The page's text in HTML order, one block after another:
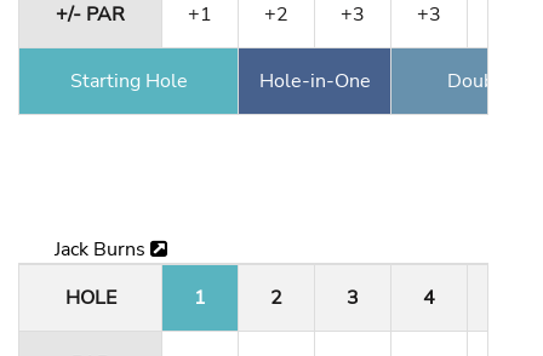
+/- PAR +1 +2 +3 +3
Starting Hole Hole-in-One Double
Jack Burns
HOLE
1 2 3 4